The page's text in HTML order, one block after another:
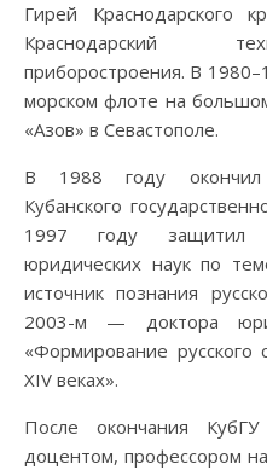
Гирей Краснодарского
Краснодарский
приборостроения. В
морском флоте на
«Азов» в Севастополе.
В 1988 году окончил
Кубанского
1997 году защитил
юридических наук по
источник познания
2003-м — доктора
«Формирование русского
ХIV веках».
После окончания КубГУ
доцентом, профессором